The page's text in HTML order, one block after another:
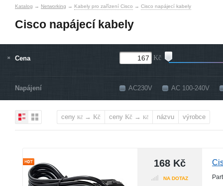
Katalog → Networking → Kabely pro zařízení Cisco → Cisco napájecí kabely
Cisco napájecí kabely
Cena Kč
Napájení AC230V AC 100-240V
ceny Kč → Kč ceny Kč → Kč názvu výrobce
168 Kč
NA DOTAZ